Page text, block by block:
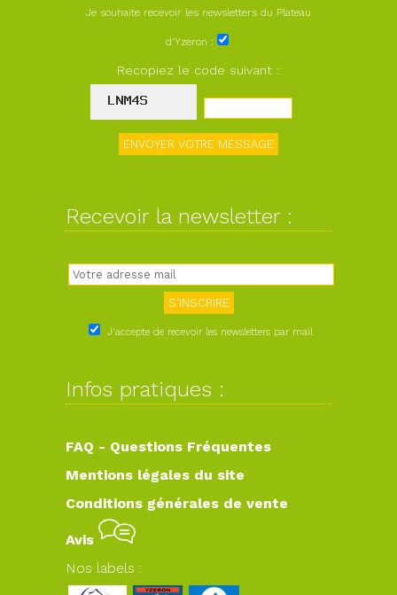
Je souhaite recevoir les newsletters du Plateau
d'Yzeron :
Recopiez le code suivant :
Recevoir la newsletter :
J'accepte de recevoir les newsletters par mail
Infos pratiques :
FAQ - Questions Fréquentes
Mentions légales du site
Conditions générales de vente
Avis
Nos labels :